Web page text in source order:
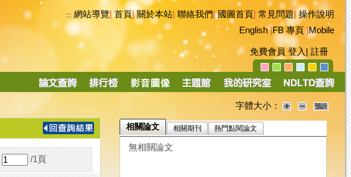
::: 網站導覽|首頁|關於本站 聯絡我們|國圖首頁 常見問題|操作說明
English|FB 專頁|Mobile
免費會員 登入 註冊
導
字體大小：
/1 頁
相關論文 相關期刊 熱門點閱論文
無相關論文